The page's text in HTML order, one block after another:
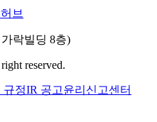
브
락빌딩 8층)
reserved.
규정IR 공고윤리신고센터